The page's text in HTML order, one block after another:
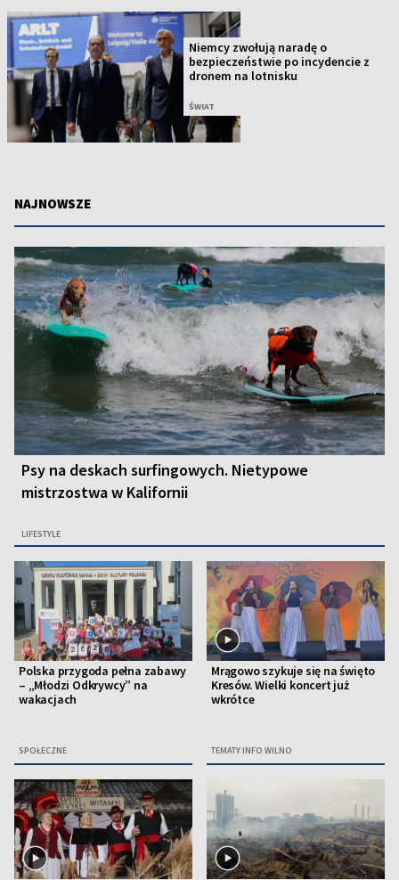
Niemcy zwołują naradę o
bezpieczeństwie po incydencie z
dronem na lotnisku
ŚWIAT
NAJNOWSZE
Psy na deskach surfingowych. Nietypowe
mistrzostwa w Kalifornii
LIFESTYLE
Polska przygoda pełna zabawy
– „Młodzi Odkrywcy” na
wakacjach
SPOŁECZNE
Mrągowo szykuje się na święto
Kresów. Wielki koncert już
wkrótce
TEMATY INFO WILNO